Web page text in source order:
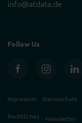
info@atdata.de
Follow Us
Impressum Datenschutz
Rechtliches Newsletter